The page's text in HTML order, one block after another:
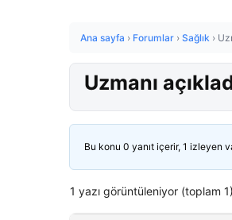
Ana sayfa › Forumlar › Sağlık ›
Uzmanı
Bu konu 0 yanıt içerir, 1 izleyen
1 yazı görüntüleniyor (toplam 1)